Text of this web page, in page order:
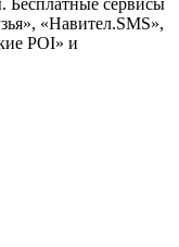
Бесплатные сервисы
«Навител.SMS»,
POI» и